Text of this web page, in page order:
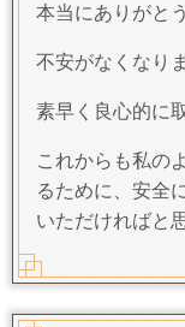
本当にありがと
不安がなくなり
素早く良心的に
これからも私の
るために、安全
いただければと